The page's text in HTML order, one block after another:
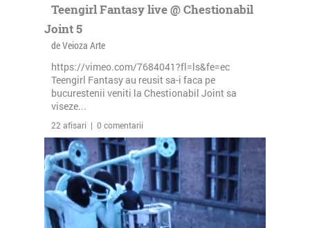
Teengirl Fantasy live @ Chestionabil
Joint 5
de Veioza Arte
https://vimeo.com/7684041?fl=ls&fe=ec
Teengirl Fantasy au reusit sa-i faca pe
bucurestenii veniti la Chestionabil Joint sa
viseze...
22 afisari | 0 comentarii